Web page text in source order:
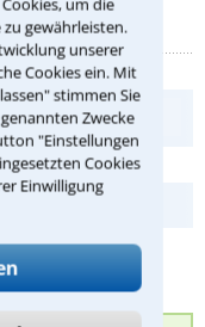
gewährleisten.
unserer
Cookies ein. Mit
stimmen Sie
Zwecke
"Einstellungen
Cookies
Einwilligung
sollte